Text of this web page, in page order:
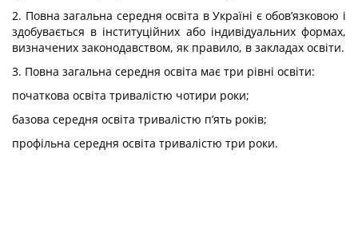
2. Повна загальна середня освіта в Україні є обов’язковою і
здобувається в інституційних або індивідуальних формах,
визначених законодавством, як правило, в закладах освіти.
3. Повна загальна середня освіта має три рівні освіти:
початкова освіта тривалістю чотири роки;
базова середня освіта тривалістю п’ять років;
профільна середня освіта тривалістю три роки.